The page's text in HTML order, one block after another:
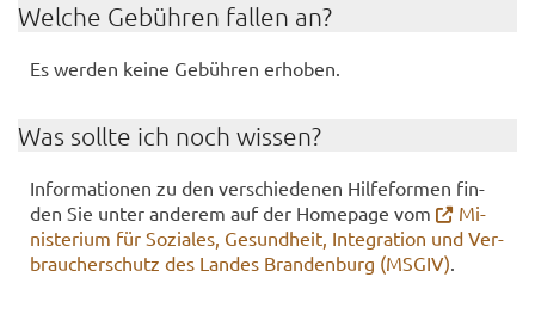
Wel­che Ge­büh­ren fal­len an?
Es wer­den keine Ge­büh­ren er­ho­ben.
Was soll­te ich noch wis­sen?
In­for­ma­tio­nen zu den ver­schie­de­nen Hil­fe­for­men fin­
den Sie unter an­de­rem auf der Home­page vom
Mi­
nis­te­ri­um für So­zia­les, Ge­sund­heit, In­te­gra­ti­on und Ver­
brau­cher­schutz des Lan­des Bran­den­burg (MSGIV).